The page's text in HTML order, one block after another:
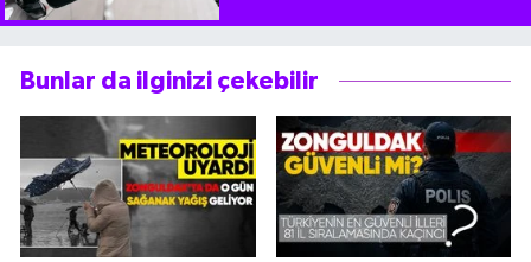
Bunlar da ilginizi çekebilir